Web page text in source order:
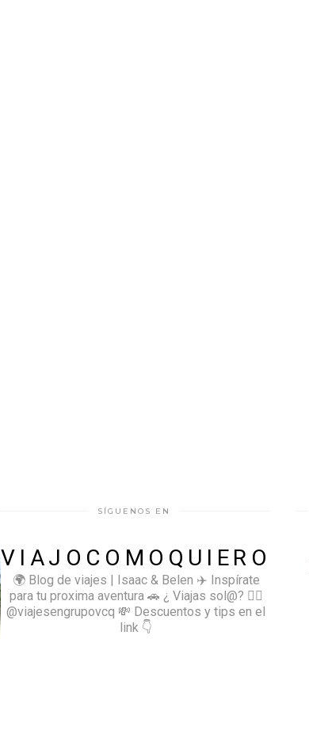
SÍGUENOS EN
VIAJOCOMOQUIERO
🌍 Blog de viajes | Isaac & Belen ✈️ Inspírate
para tu proxima aventura 🚗 ¿ Viajas sol@? 👉🏻
@viajesengrupovcq 💸 Descuentos y tips en el
link 👇